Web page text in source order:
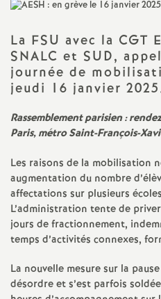
La FSU avec la CGT
SNALC et SUD,
journée de
jeudi 16 janvier
Rassemblement parisien :
Paris, métro Saint-François-
Les raisons de la mobilisation
augmentation du nombre
affectations sur plusieurs
L’administration tente de
jours de fractionnement,
temps d’activités connexes,
La nouvelle mesure sur la
désordre et s’est parfois